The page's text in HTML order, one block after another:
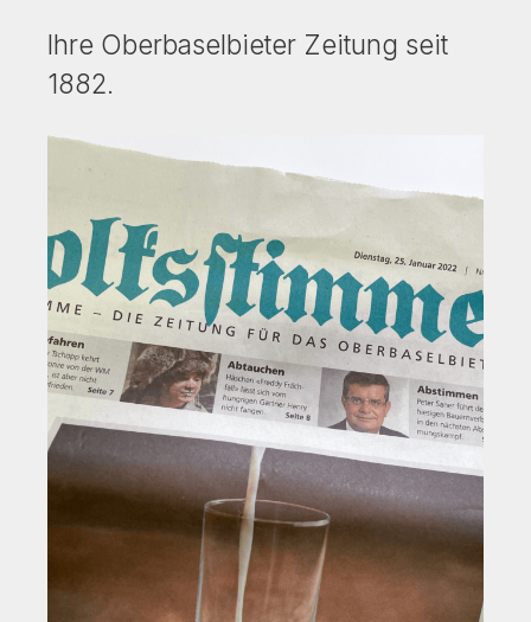
Ihre Oberbaselbieter Zeitung seit
1882.